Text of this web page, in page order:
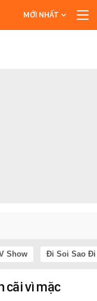
MỚI NHẤT
Show Đi Soi Sao Đi
cãi vì mặc